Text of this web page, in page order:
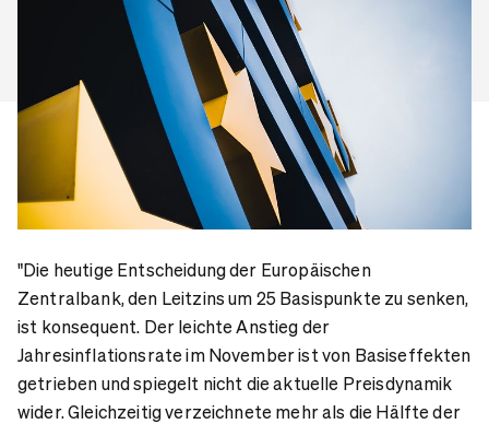
"Die heutige Entscheidung der Europäischen
Zentralbank, den Leitzins um 25 Basispunkte zu senken,
ist konsequent. Der leichte Anstieg der
Jahresinflationsrate im November ist von Basiseffekten
getrieben und spiegelt nicht die aktuelle Preisdynamik
wider. Gleichzeitig verzeichnete mehr als die Hälfte der